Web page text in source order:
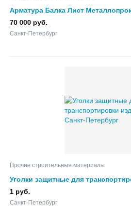
Арматура Балка Лист
70 000 руб.
Санкт-Петербург
Прочие строительные материалы
Уголки защитные для
1 руб.
Санкт-Петербург